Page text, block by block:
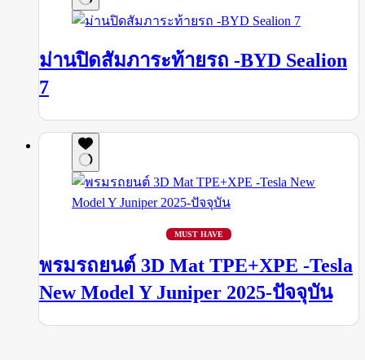
ม่านปิดสัมภาระท้ายรถ -BYD Sealion
7
MUST HAVE
พรมรถยนต์ 3D Mat TPE+XPE -Tesla
New Model Y Juniper 2025-ปัจจุบัน